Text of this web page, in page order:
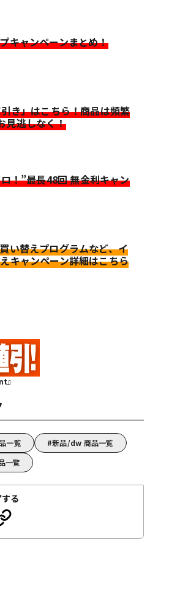
キャンペーンまとめ！
き」はこちら！商品は頻繁
見逃しなく！
！”最長48回 無金利キャン
い替えプログラムなど、イ
キャンペーン詳細はこちら
』
一覧
新品/dw 商品一覧
一覧
る